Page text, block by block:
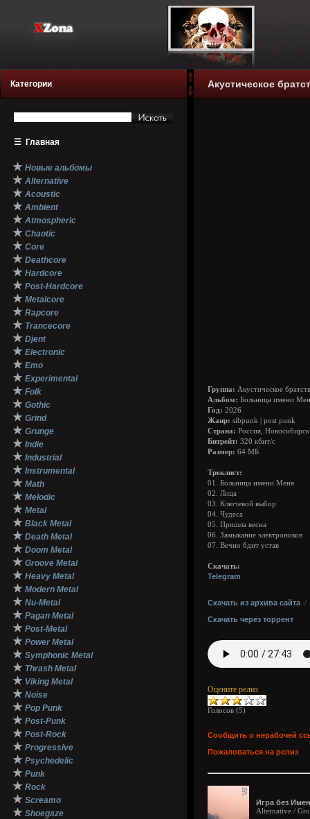
Категории
☰ Главная
★ Новые альбомы
★ Alternative
★ Acoustic
★ Ambient
★ Atmospheric
★ Chaotic
★ Core
★ Deathcore
★ Hardcore
★ Post-Hardcore
★ Metalcore
★ Rapcore
★ Trancecore
★ Djent
★ Electronic
★ Emo
★ Experimental
★ Folk
★ Gothic
★ Grind
★ Grunge
★ Indie
★ Industrial
★ Instrumental
★ Math
★ Melodic
★ Metal
★ Black Metal
★ Death Metal
★ Doom Metal
★ Groove Metal
★ Heavy Metal
★ Modern Metal
★ Nu-Metal
★ Pagan Metal
★ Post-Metal
★ Power Metal
★ Symphonic Metal
★ Thrash Metal
★ Viking Metal
★ Noise
★ Pop Punk
★ Post-Punk
★ Post-Rock
★ Progressive
★ Psychedelic
★ Punk
★ Rock
★ Screamo
★ Shoegaze
Акустическое
Группа: Акустическое
Альбом: Больница имени
Год: 2026
Жанр: sibpunk | post punk
Страна: Россия, Новосибирск
Битрейт: 320 кбит/с
Размер: 64 МБ
Треклист:
01. Больница имени Меня
02. Лица
03. Ключевой выбор
04. Чудеса
05. Пришла весна
06. Замыкание электроников
07. Вечно бдит устав
Cкачать:
Telegram
Скачать из архива сайта /
Скачать через торрент
Оцените релиз
Голосов (5)
Сообщить о нерабочей
Пожаловаться на релиз
Игра без
Alternative /